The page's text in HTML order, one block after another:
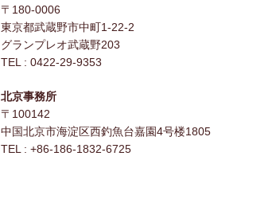
〒180-0006
東京都武蔵野市中町1-22-2
グランプレオ武蔵野203
TEL : 0422-29-9353
北京事務所
〒100142
中国北京市海淀区西釣魚台嘉園4号楼1805
TEL : +86-186-1832-6725